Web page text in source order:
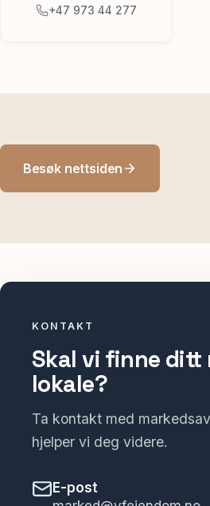
+47 973 44 277
Besøk nettsiden
KONTAKT
Skal vi finne ditt
lokale?
Ta kontakt med
hjelper vi deg videre.
E-post